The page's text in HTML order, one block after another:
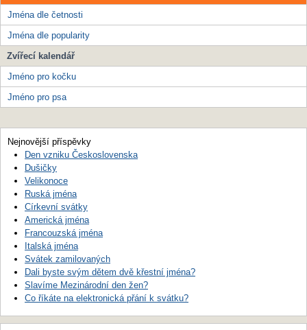
Jména dle četnosti
Jména dle popularity
Zvířecí kalendář
Jméno pro kočku
Jméno pro psa
Nejnovější příspěvky
Den vzniku Československa
Dušičky
Velikonoce
Ruská jména
Církevní svátky
Americká jména
Francouzská jména
Italská jména
Svátek zamilovaných
Dali byste svým dětem dvě křestní jména?
Slavíme Mezinárodní den žen?
Co říkáte na elektronická přání k svátku?